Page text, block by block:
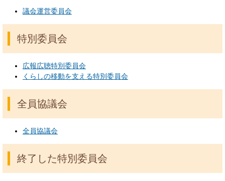
議会運営委員会
特別委員会
広報広聴特別委員会
くらしの移動を支える特別委員会
全員協議会
全員協議会
終了した特別委員会